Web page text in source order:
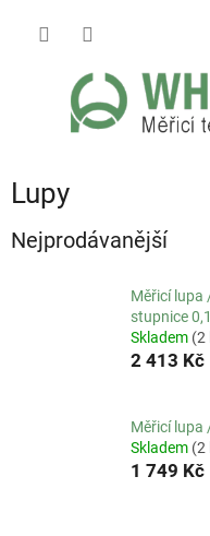
Lupy
Nejprodávanější
Měřicí lupa
stupnice
Skladem (2
2 413 Kč
Měřicí lupa
Skladem (2
1 749 Kč